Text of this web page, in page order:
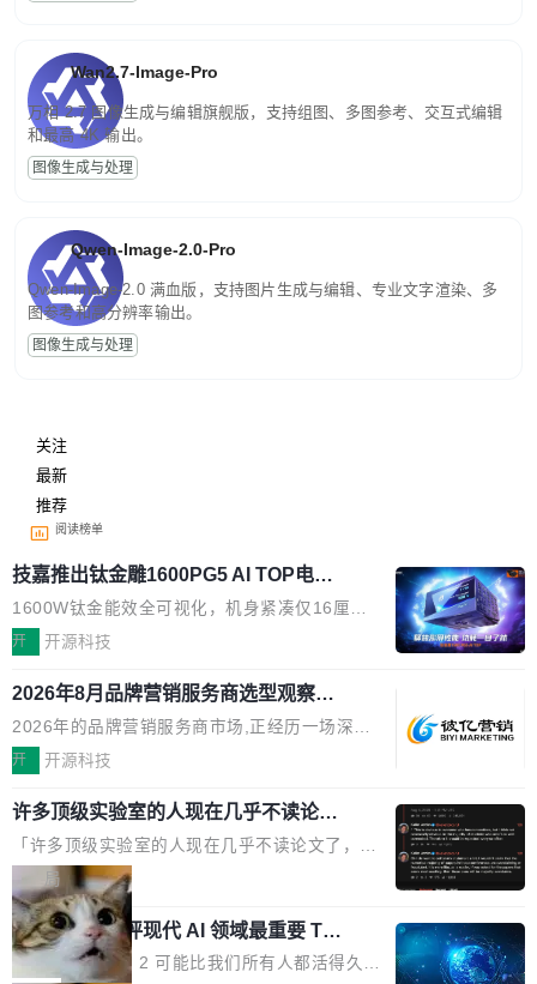
Wan2.7-Image-Pro
万相 2.7 图像生成与编辑旗舰版，支持组图、多图参考、交互式编辑
和最高 4K 输出。
图像生成与处理
Qwen-Image-2.0-Pro
Qwen-Image-2.0 满血版，支持图片生成与编辑、专业文字渲染、多
图参考和高分辨率输出。
图像生成与处理
关注
最新
推荐
阅读榜单
技嘉推出钛金雕1600PG5 AI TOP电
源：为发烧级主机与本地AI算力打造旗
舰供电方案
1600W钛金能效全可视化，机身紧凑仅16厘米
继2026台北电脑展首度亮相后，技嘉科技近日正
电源专为发烧级DIY主机与本地AI算力平台打
造，整机长度仅16厘米，提供1600W额定功率
与80PLUS钛金能效；支持ATX 3.1与PCIe 5.1
实时LCD监控屏，可充分满足当下高阶PC主机
的严苛使用需求。 澎湃功率，紧凑机身 钛金雕1
600PG5 AI TOP具备强悍输出功率，同时实现
机身尺寸大幅精简。整机长度仅16厘米，属于同
功率段机身尺寸十分紧凑的1600W电源产品。小
巧机身有效提升市面主流标准A...
开 开源科技
2026年8月品牌营销服务商选型观察：
从流量思维到品牌资产思维的范式转移
2026年的品牌营销服务商市场,正经历一场深刻
的价值重构。全球全案品牌代理机构市场从2025
复合增长率达5.44%,预计2032年将突破120亿美
元。数字广告与公共关系相关服务市场更是从20
25年的8463亿美元扩张至2026年的8763亿美
元。数字的背后是一个清晰的事实——品牌对专
业化营销服务的需求从未如此迫切。 但市场扩容
的同时,服务商的竞争逻辑正在改变。2026年Top
开 开源科技
许多顶级实验室的人现在几乎不读论文
了
「许多顶级实验室的人现在几乎不读论文了，而
且他们认为 ICLR/ICML/NeurIPS 充斥着大量过
度宣传和欺诈。」 OpenAI 研究员 Keller Jorda
n 这条推文引发了广泛讨论。他不是在说风凉
话，他是说出了一个圈内人尽皆知但很少公开捅
局
xAI 前工程师评现代 AI 领域最重要 Top
3 开源项目
Flash Attention 2 可能比我们所有人都活得久。